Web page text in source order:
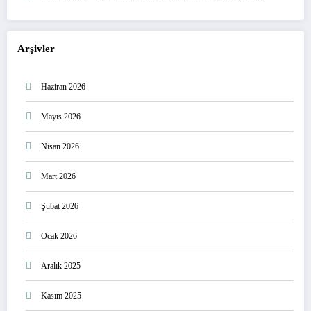
Arşivler
Haziran 2026
Mayıs 2026
Nisan 2026
Mart 2026
Şubat 2026
Ocak 2026
Aralık 2025
Kasım 2025